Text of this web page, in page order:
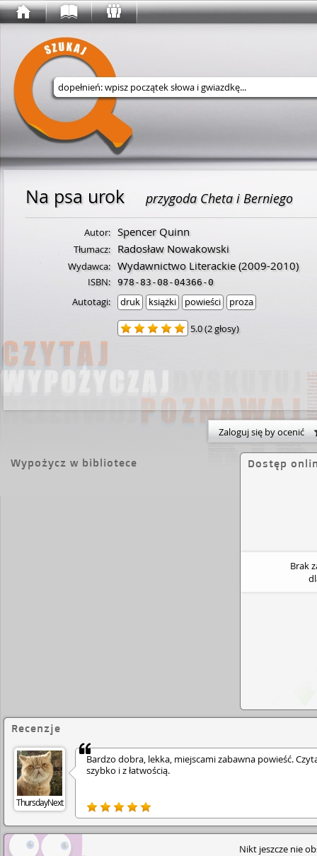
Wyszukaj w serwisie
Na psa urok przygoda Cheta i Berniego
Autor: Spencer Quinn
Tłumacz: Radosław Nowakowski
Wydawca: Wydawnictwo Literackie(2009-2010)
ISBN: 978-83-08-04366-0
Autotagi: druk książki powieści proza
5.0(2 głosy)
Zaloguj się by ocenić
Wypożycz w bibliotece Dostęp
Brak
Recenzje
ThursdayNext
Bardzo dobra, lekka, miejscami zabawna powieść.
szybko i z łatwością.
Nikt jeszcze nie